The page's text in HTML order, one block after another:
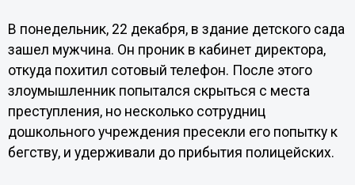
В понедельник, 22 декабря, в здание детского сада
зашел мужчина. Он проник в кабинет директора,
откуда похитил сотовый телефон. После этого
злоумышленник попытался скрыться с места
преступления, но несколько сотрудниц
дошкольного учреждения пресекли его попытку к
бегству, и удерживали до прибытия полицейских.